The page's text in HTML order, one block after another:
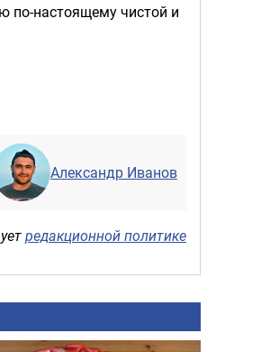
по-настоящему чистой и
Александр Иванов
редакционной политике